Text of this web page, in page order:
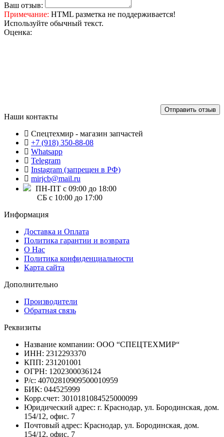
Ваш отзыв:
Примечание: HTML разметка не поддерживается!
Используйте обычный текст.
Оценка:
Отправить отзыв
Наши контакты
Спецтехмир - магазин запчастей
+7 (918) 350-88-08
Whatsapp
Telegram
Instagram (запрещен в РФ)
mirjcb@mail.ru
ПН-ПТ с 09:00 до 18:00
СБ с 10:00 до 17:00
Информация
Доставка и Оплата
Политика гарантии и возврата
О Нас
Политика конфиденциальности
Карта сайта
Дополнительно
Производители
Обратная связь
Реквизиты
Название компании: ООО “СПЕЦТЕХМИР“
ИНН: 2312293370
КПП: 231201001
ОГРН: 1202300036124
Р/с: 40702810909500010959
БИК: 044525999
Корр.счет: 3010181084525000099
Юридический адрес: г. Краснодар, ул. Бородинская, дом.
154/12, офис. 7
Почтовый адрес: Краснодар, ул. Бородинская, дом.
154/12, офис. 7